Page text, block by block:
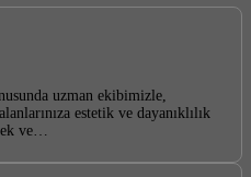
uzman ekibimizle,
estetik ve dayanıklılık
ve…